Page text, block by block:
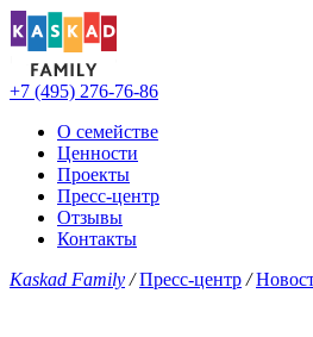
+7 (495) 276-76-86
О семействе
Ценности
Проекты
Пресс-центр
Отзывы
Контакты
Kaskad Family / Пресс-центр /